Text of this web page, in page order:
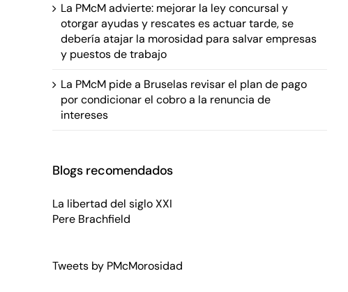
La PMcM advierte: mejorar la ley concursal y
otorgar ayudas y rescates es actuar tarde, se
debería atajar la morosidad para salvar empresas
y puestos de trabajo
La PMcM pide a Bruselas revisar el plan de pago
por condicionar el cobro a la renuncia de
intereses
Blogs recomendados
La libertad del siglo XXI
Pere Brachfield
Tweets by PMcMorosidad